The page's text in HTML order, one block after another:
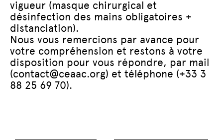
vigueur (masque chirurgical et
désinfection des mains obligatoires +
distanciation).
Nous vous remercions par avance pour
votre compréhension et restons à votre
disposition pour vous répondre, par mail
(contact@ceaac.org) et téléphone (+33 3
88 25 69 70).